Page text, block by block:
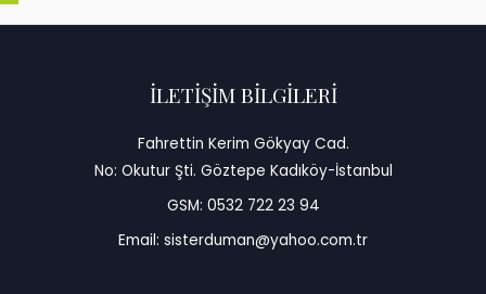
İLETİŞİM BİLGİLERİ
Fahrettin Kerim Gökyay Cad.
No: Okutur Şti. Göztepe Kadıköy-İstanbul
GSM: 0532 722 23 94
Email: sisterduman@yahoo.com.tr